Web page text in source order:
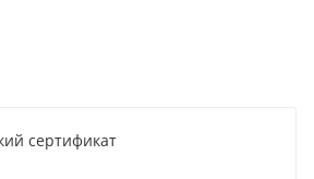
сертификат